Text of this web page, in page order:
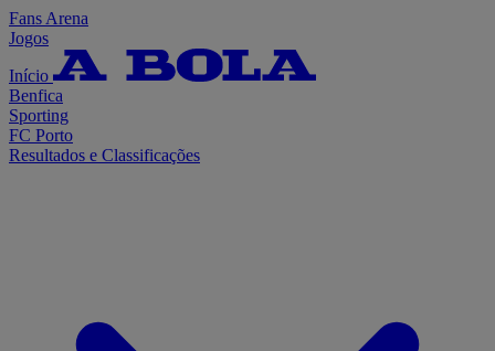
Fans Arena
Jogos
Início
Benfica
Sporting
FC Porto
Resultados e Classificações